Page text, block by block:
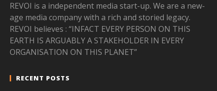
REVOI is a independent media start-up. We are a new-
age media company with a rich and storied legacy.
REVOI believes : “INFACT EVERY PERSON ON THIS
EARTH IS ARGUABLY A STAKEHOLDER IN EVERY
ORGANISATION ON THIS PLANET”
RECENT POSTS